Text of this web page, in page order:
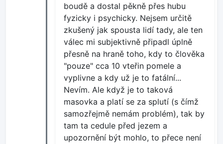
boudě a dostal pěkně přes hubu
fyzicky i psychicky. Nejsem určitě
zkušený jak spousta lidí tady, ale ten
válec mi subjektivně připadl úplně
přesně na hraně toho, kdy to člověka
"pouze" cca 10 vteřin pomele a
vyplivne a kdy už je to fatální...
Nevím. Ale když je to taková
masovka a platí se za splutí (s čímž
samozřejmě nemám problém), tak by
tam ta cedule před jezem a
upozornění být mohlo, to přece není